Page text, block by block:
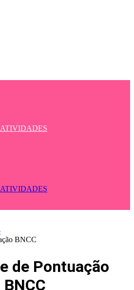
BNCC
de Pontuação
BNCC